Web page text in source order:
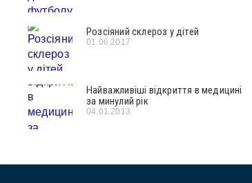
Розсіяний склероз у дітей
01.06.2017
Найважливіші відкриття в медицині
за минулий рік
04.01.2013